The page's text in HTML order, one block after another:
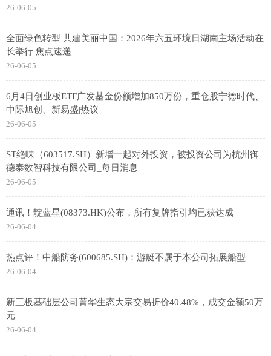
26-06-05
全面绿色转型 共建美丽中国：2026年六五环境日湖南主场活动在
长举行|焦点速递
26-06-05
6月4日创业板ETF广发基金份额增加850万份，重仓股宁德时代、
中际旭创、新易盛|热议
26-06-05
ST绝味（603517.SH）新增一起对外投资，被投资公司为杭州御
德泰数智科技有限公司_每日消息
26-06-05
通讯！靛蓝星(08373.HK)公布，所有复牌指引均已获达成
26-06-04
热点评！中船防务(600685.SH)：游艇不属于本公司拓展船型
26-06-04
新三板基础层公司菁华生态大宗交易折价40.48%，成交金额50万
元
26-06-04